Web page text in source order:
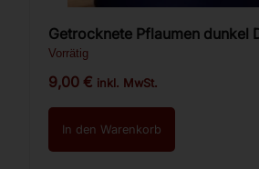
Getrocknete Pflaumen dunkel Donos
Vorrätig
9,00€ inkl. MwSt.
In den Warenkorb